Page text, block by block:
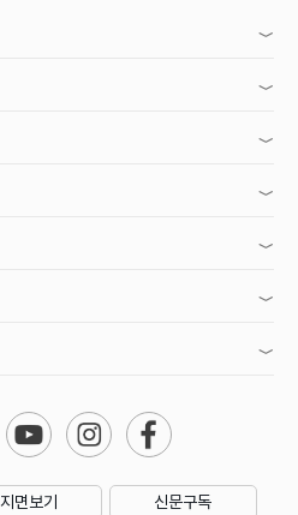
지면보기 신문구독